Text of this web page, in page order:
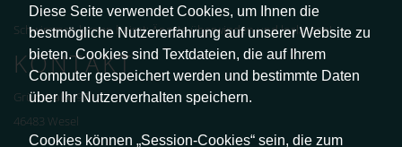
Diese Seite verwendet Cookies, um Ihnen die
bestmögliche Nutzererfahrung auf unserer Website zu
bieten. Cookies sind Textdateien, die auf Ihrem
Computer gespeichert werden und bestimmte Daten
über Ihr Nutzerverhalten speichern.
Cookies können „Session-Cookies“ sein, die zum
Schwimmen lernen heisst: Ängste überwinden und loslassen!
KONTAKT
Grünstraße 97
46483 Wesel